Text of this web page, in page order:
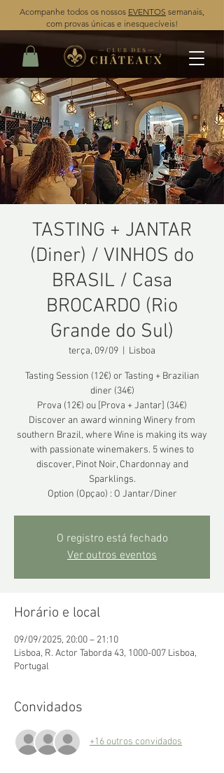
Acompanhe todos os nossos EVENTOS semanais,
com provas únicas e inesquecíveis!
TASTING + JANTAR
(Diner) / VINHOS do
BRASIL / Casa
BROCARDO (Rio
Grande do Sul)
terça, 09/09 Lisboa
Tasting Session (12€) or Tasting + Brazilian
diner (34€)
Prova (12€) ou [Prova + Jantar] (34€)
Discover an award winning Winery from
southern Brazil, where Wine is making its way
with passionate winemakers. 5 wines to
discover, Pinot Noir, Chardonnay and
Sparklings.
Option (Opçao) : O Jantar/Diner
O registro está fechado
Ver outros eventos
Horário e local
09/09/2025, 20:00 – 21:10
Lisboa, R. Actor Taborda 43, 1000-007 Lisboa,
Portugal
Convidados
+16 outros convidados